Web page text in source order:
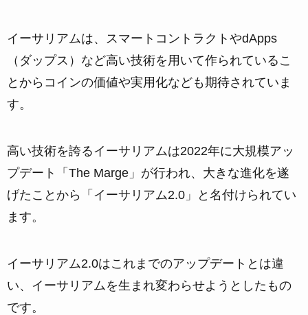
イーサリアムは、スマートコントラクトやdApps
（ダップス）など高い技術を用いて作られているこ
とからコインの価値や実用化なども期待されていま
す。
高い技術を誇るイーサリアムは2022年に大規模アッ
プデート「The Marge」が行われ、大きな進化を遂
げたことから「イーサリアム2.0」と名付けられてい
ます。
イーサリアム2.0はこれまでのアップデートとは違
い、イーサリアムを生まれ変わらせようとしたもの
です。